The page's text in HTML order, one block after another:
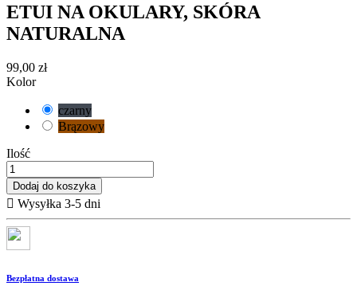
ETUI NA OKULARY, SKÓRA
NATURALNA
99,00 zł
Kolor
czarny
Brązowy
Ilość
Dodaj do koszyka
 Wysyłka 3-5 dni
Bezpłatna dostawa